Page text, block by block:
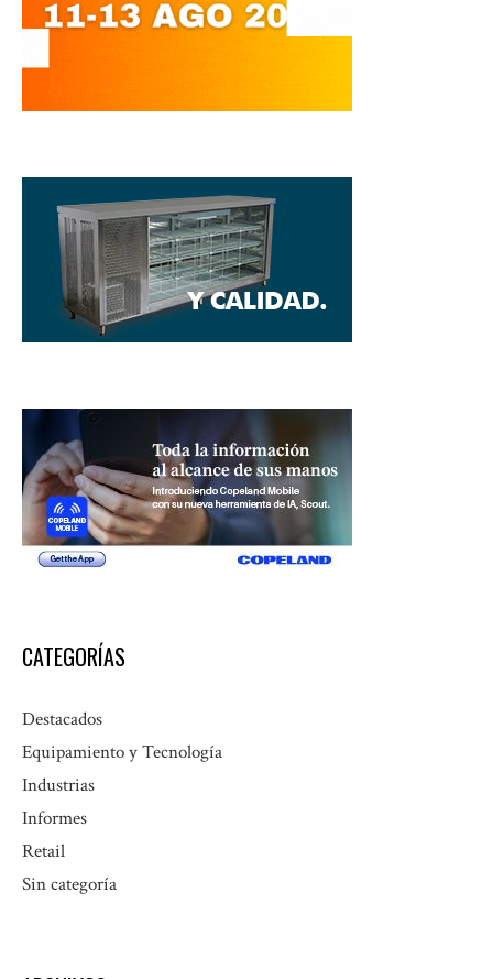
CATEGORÍAS
Destacados
Equipamiento y Tecnología
Industrias
Informes
Retail
Sin categoría